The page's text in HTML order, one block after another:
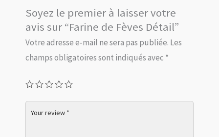
Soyez le premier à laisser votre
avis sur “Farine de Fèves Détail”
Votre adresse e-mail ne sera pas publiée. Les
champs obligatoires sont indiqués avec *